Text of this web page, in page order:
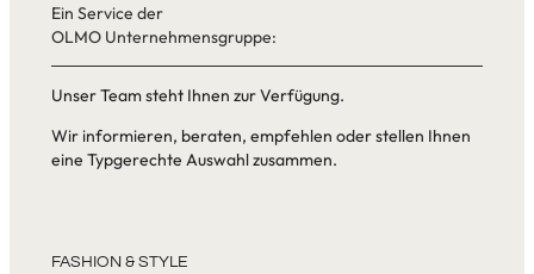
Ein Service der
OLMO Unternehmensgruppe:
Unser Team steht Ihnen zur Verfügung.
Wir informieren, beraten, empfehlen oder stellen Ihnen
eine Typgerechte Auswahl zusammen.
FASHION & STYLE